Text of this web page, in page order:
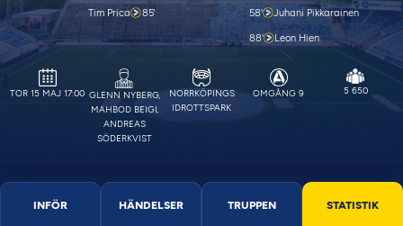
85'
Tim Prica 58' Juhani Pikkarainen
88' Leon Hien
TOR 15 MAJ 17:00 GLENN NYBERG,
MAHBOD BEIGI,
ANDREAS
SÖDERKVIST
NORRKÖPINGS
IDROTTSPARK
OMGÅNG 9 5 650
INFÖR HÄNDELSER TRUPPEN STATISTIK